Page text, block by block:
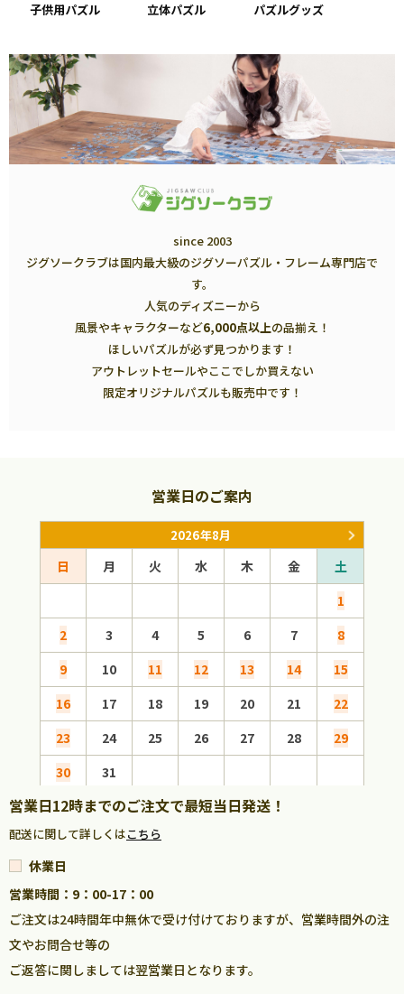
子供用パズル 立体パズル パズルグッズ
since 2003
ジグソークラブは国内最大級のジグソーパズル・フレーム専門店で
す。
人気のディズニーから
風景やキャラクターなど6,000点以上の品揃え！
ほしいパズルが必ず見つかります！
アウトレットセールやここでしか買えない
限定オリジナルパズルも販売中です！
営業日のご案内
2026年8月
日 月 火 水 木 金
土
1
2
3 4 5 6 7
8
9
10 11 12 13 14
15
16
17 18 19 20 21
22
23
24 25 26 27 28
29
30
31
営業日12時までのご注文で最短当日発送！
配送に関して詳しくはこちら
休業日
営業時間：9：00-17：00
ご注文は24時間年中無休で受け付けておりますが、営業時間外の注
文やお問合せ等の
ご返答に関しましては翌営業日となります。